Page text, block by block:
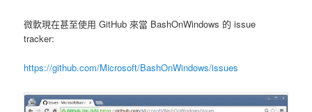
微軟現在甚至使用 GitHub 來當 BashOnWindows 的 issue
tracker:
https://github.com/Microsoft/BashOnWindows/issues